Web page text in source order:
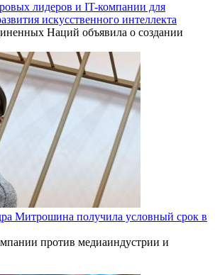
лидеров и IT-компании для
искусственного интеллекта
Наций объявила о создании
Митрошина получила условный срок в
против медиаиндустрии и